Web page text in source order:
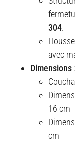
304.
avec
Dimensions :
16 cm
cm